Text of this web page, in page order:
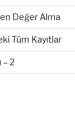
Değer Alma
Tüm Kayıtlar
– 2